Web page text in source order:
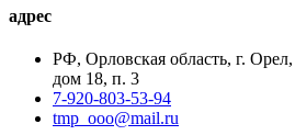
адрес
РФ, Орловская область, г.
дом 18, п. 3
7-920-803-53-94
tmp_ooo@mail.ru